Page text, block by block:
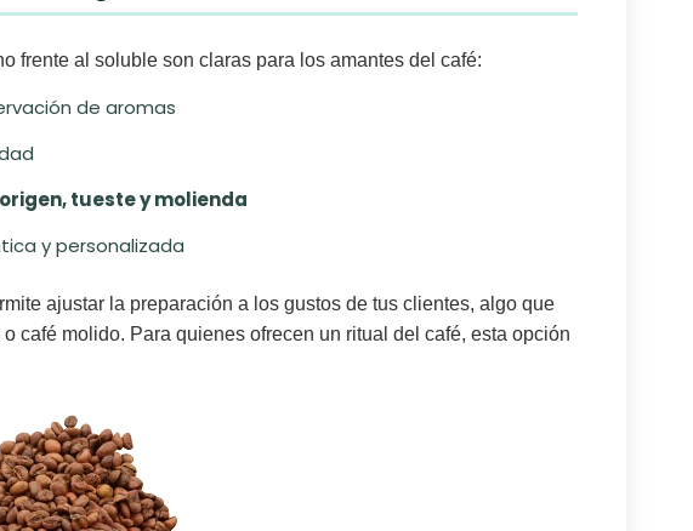
frente al soluble son claras para los amantes del café:
de aromas
tueste y molienda
y personalizada
ajustar la preparación a los gustos de tus clientes, algo que
café molido. Para quienes ofrecen un ritual del café, esta opción